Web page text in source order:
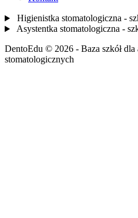
Higienistka stomatologiczna -
Asystentka stomatologiczna -
DentoEdu © 2026 - Baza szkół dla
stomatologicznych